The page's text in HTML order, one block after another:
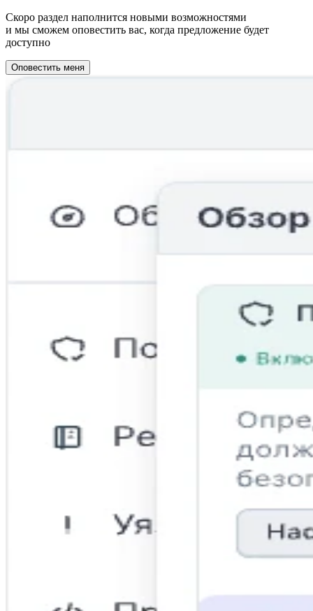
Скоро раздел наполнится новыми возможностями
и мы сможем оповестить вас, когда предложение будет
доступно
Оповестить меня